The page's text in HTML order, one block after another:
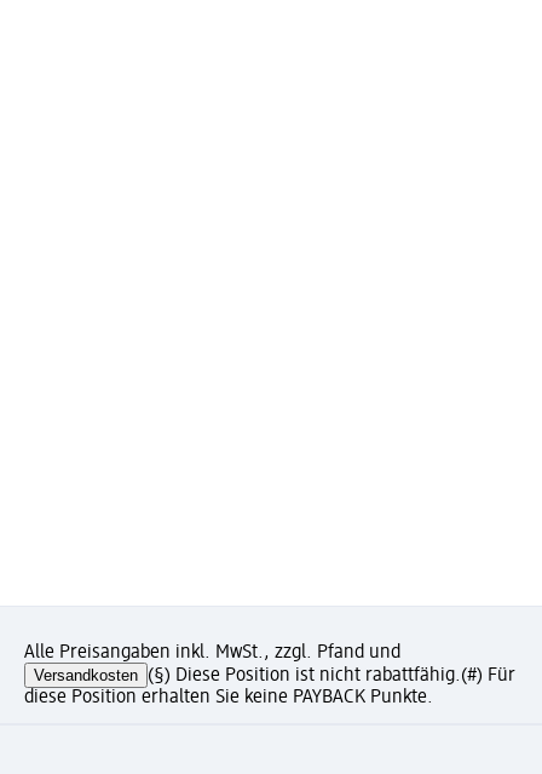
Alle Preisangaben inkl. MwSt., zzgl. Pfand und
Versandkosten (§) Diese Position ist nicht rabattfähig.(#) Für
diese Position erhalten Sie keine PAYBACK Punkte.